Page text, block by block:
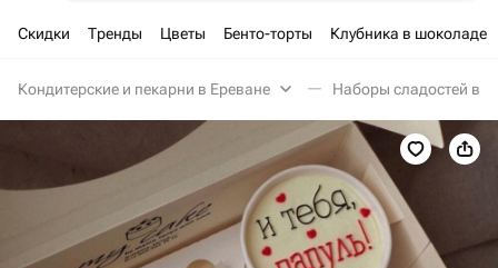
Скидки Тренды Цветы Бенто-торты Клубника в шоколаде
Кондитерские и пекарни в Ереване Наборы сладостей в